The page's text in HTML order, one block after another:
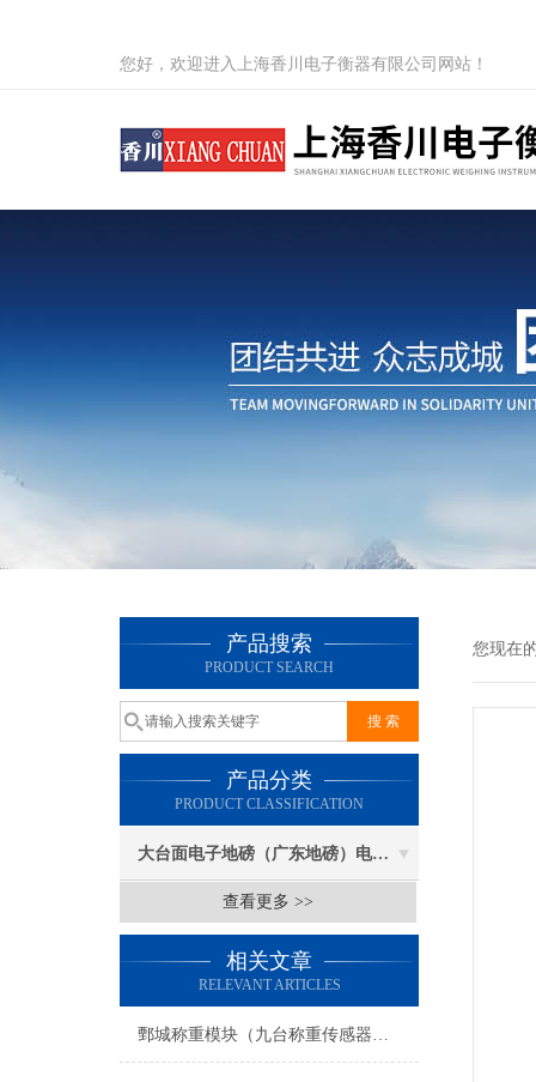
您好，欢迎进入上海香川电子衡器有限公司网站！
产品搜索
PRODUCT SEARCH
产品分类
PRODUCT CLASSIFICATION
大台面电子地磅（广东地磅）电子汽车衡
查看更多 >>
相关文章
RELEVANT ARTICLES
鄄城称重模块（九台称重传感器）滨州称重模块拉杆）芝罘电子隔爆衡器维修
您现在